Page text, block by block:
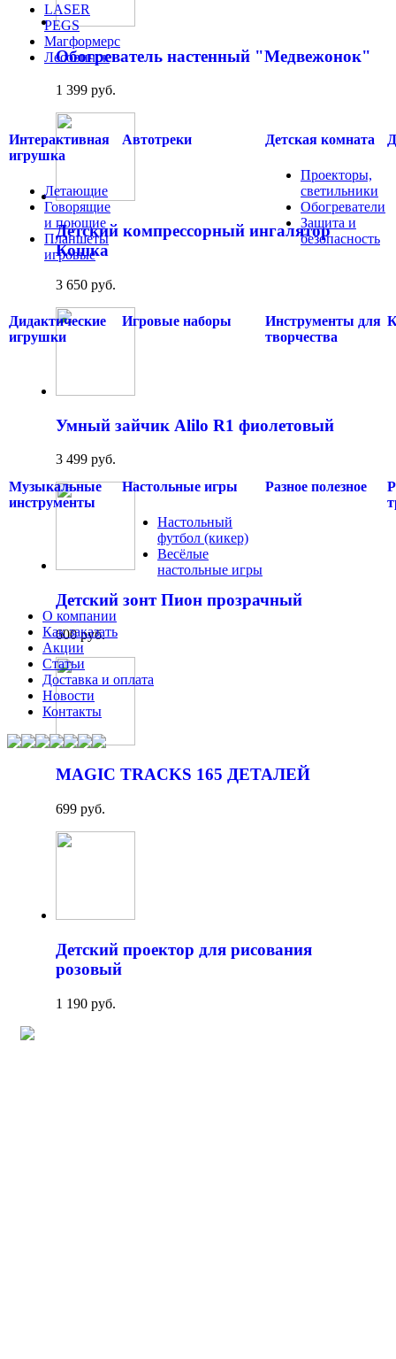
Обогреватель настенный "Медвежонок"
1 399 руб.
Детский компрессорный ингалятор
Кошка
3 650 руб.
Умный зайчик Alilo R1 фиолетовый
3 499 руб.
Детский зонт Пион прозрачный
600 руб.
MAGIC TRACKS 165 ДЕТАЛЕЙ
699 руб.
Детский проектор для рисования
розовый
1 190 руб.
LASER
PEGS
Магформерс
Лесовичок
Интерактивная
игрушка
Летающие
Говорящие
и поющие
Планшеты
игровые
Автотреки Детская комната
Проекторы,
светильники
Обогреватели
Защита и
безопасность
Дидактические
игрушки
Игровые наборы
Инструменты для
творчества
Музыкальные
инструменты
Настольные игры
Настольный
футбол (кикер)
Весёлые
настольные игры
Разное полезное
О компании
Как заказать
Акции
Статьи
Доставка и оплата
Новости
Контакты